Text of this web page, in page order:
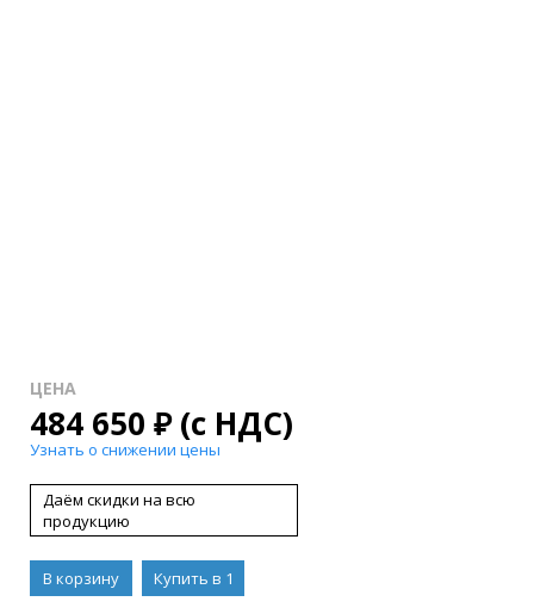
ЦЕНА
484 650 ₽(с НДС)
Узнать о снижении цены
Даём скидки на всю
продукцию
В корзину
Купить в 1